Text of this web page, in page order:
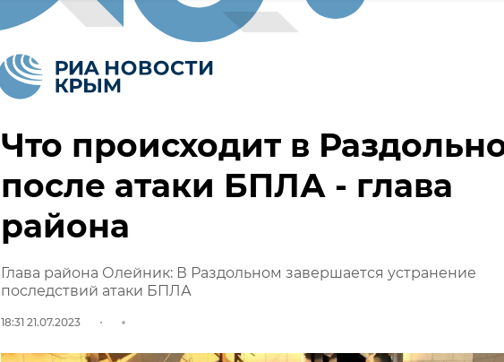
Что происходит в
после атаки БПЛА - глава
района
Глава района Олейник: В Раздольном завершается устранение
последствий атаки БПЛА
18:31 21.07.2023